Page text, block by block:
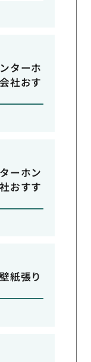
ターホ
社おす
ーホン
おすす
紙張り